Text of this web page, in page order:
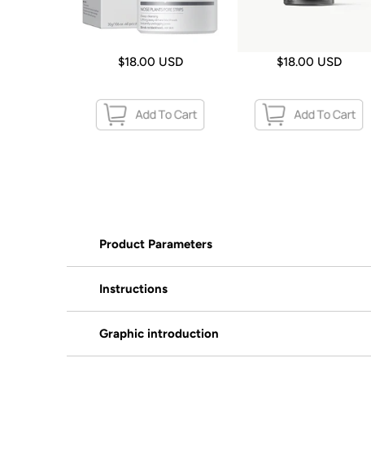
$18.00 USD $18.00 USD
Product Parameters
Instructions
Graphic introduction